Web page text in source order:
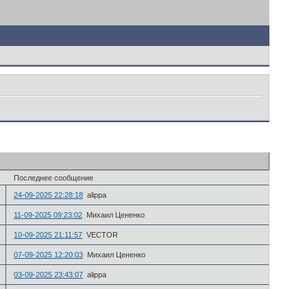
Последнее сообщение
24-09-2025 22:28:18 alippa
11-09-2025 09:23:02 Михаил Цененко
10-09-2025 21:11:57 VECTOR
07-09-2025 12:20:03 Михаил Цененко
03-09-2025 23:43:07 alippa